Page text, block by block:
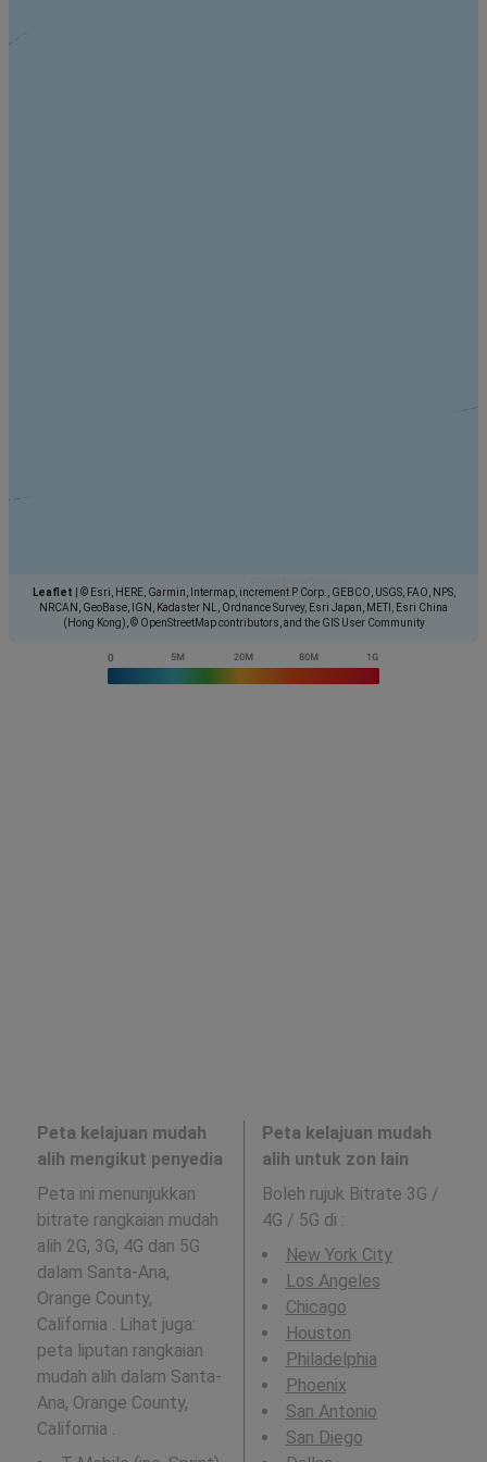
Leaflet
© Esri, HERE, Garmin, Intermap, increment P Corp., GEBCO, USGS, FAO, NPS,
NRCAN, GeoBase, IGN, Kadaster NL, Ordnance Survey, Esri Japan, METI, Esri China
(Hong Kong), © OpenStreetMap contributors, and the GIS User Community
Peta kelajuan mudah
alih mengikut penyedia
Peta ini menunjukkan
bitrate rangkaian mudah
alih 2G, 3G, 4G dan 5G
dalam Santa-Ana,
Orange County,
California . Lihat juga:
peta liputan rangkaian
mudah alih dalam Santa-
Ana, Orange County,
California .
Peta kelajuan mudah
alih untuk zon lain
Boleh rujuk Bitrate 3G /
4G / 5G di :
New York City
Los Angeles
Chicago
Houston
Philadelphia
Phoenix
San Antonio
San Diego